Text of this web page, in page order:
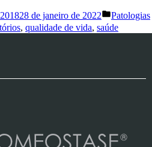
28 de janeiro de 2022
Patologias
, qualidade de vida, saúde